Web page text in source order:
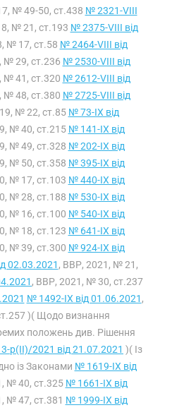
№ 49-50, ст.438 № 2321-VIII
№ 21, ст.193 № 2375-VIII від
№ 17, ст.58 № 2464-VIII від
№ 29, ст.236 № 2530-VIII від
№ 41, ст.320 № 2612-VIII від
№ 48, ст.380 № 2725-VIII від
№ 22, ст.85 № 73-IX від
№ 40, ст.215 № 141-IX від
№ 49, ст.328 № 202-IX від
№ 50, ст.358 № 395-IX від
№ 17, ст.103 № 440-IX від
№ 28, ст.188 № 530-IX від
№ 16, ст.100 № 540-IX від
№ 18, ст.123 № 641-IX від
№ 39, ст.300 № 924-IX від
02.03.2021 , ВВР, 2021, № 21,
, ВВР, 2021, № 30, ст.237
№ 1492-IX від 01.06.2021 ,
)( Щодо визнання
положень див. Рішення
р(II)/2021 від 21.07.2021 )( Із
із Законами № 1619-IX від
№ 40, ст.325 № 1661-IX від
№ 47, ст.381 № 1999-IX від